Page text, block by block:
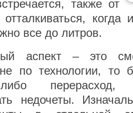
также от
отталкиваться, когда
все до литров.
аспект – это
по технологии, то
перерасход,
недочеты.